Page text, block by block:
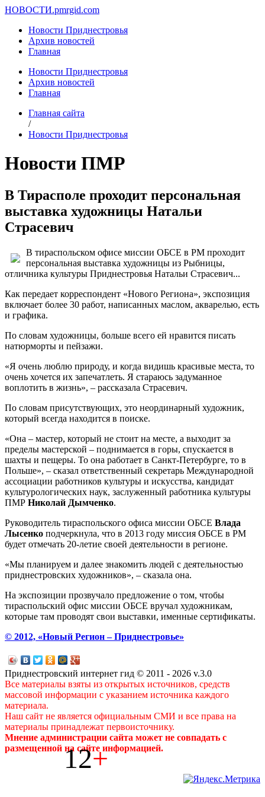
НОВОСТИ.pmrgid.com
Новости Приднестровья
Архив новостей
Главная
Новости Приднестровья
Архив новостей
Главная
Главная сайта
/
Новости Приднестровья
Новости ПМР
В Тирасполе проходит персональная
выставка художницы Натальи
Страсевич
В тираспольском офисе миссии ОБСЕ в РМ проходит
персональная выставка художницы из Рыбницы,
отличника культуры Приднестровья Натальи Страсевич...
Как передает корреспондент «Нового Региона», экспозиция
включает более 30 работ, написанных маслом, акварелью, есть
и графика.
По словам художницы, больше всего ей нравится писать
натюрморты и пейзажи.
«Я очень люблю природу, и когда видишь красивые места, то
очень хочется их запечатлеть. Я стараюсь задуманное
воплотить в жизнь», – рассказала Страсевич.
По словам присутствующих, это неординарный художник,
который всегда находится в поиске.
«Она – мастер, который не стоит на месте, а выходит за
пределы мастерской – поднимается в горы, спускается в
шахты и пещеры. То она работает в Санкт-Петербурге, то в
Польше», – сказал ответственный секретарь Международной
ассоциации работников культуры и искусства, кандидат
культурологических наук, заслуженный работника культуры
ПМР Николай Дымченко.
Руководитель тираспольского офиса миссии ОБСЕ Влада
Лысенко подчеркнула, что в 2013 году миссия ОБСЕ в РМ
будет отмечать 20-летие своей деятельности в регионе.
«Мы планируем и далее знакомить людей с деятельностью
приднестровских художников», – сказала она.
На экспозиции прозвучало предложение о том, чтобы
тираспольский офис миссии ОБСЕ вручал художникам,
которые там проводят свои выставки, именные сертификаты.
© 2012, «Новый Регион – Приднестровье»
Приднестровский интернет гид © 2011 - 2026 v.3.0
Все материалы взяты из открытых источников, средств
массовой информации с указанием источника каждого
материала.
Наш сайт не является официальным СМИ и все права на
материалы принадлежат первоисточнику.
Мнение администрации сайта может не совпадать с
размещенной на сайте информацией.
12+